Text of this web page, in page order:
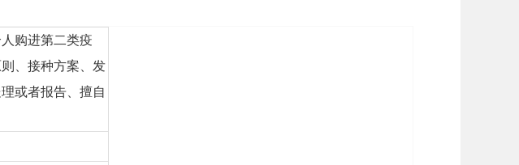
购进第二类疫
、接种方案、发
或者报告、擅自